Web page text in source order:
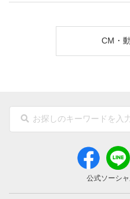
CM・
公式ソーシ